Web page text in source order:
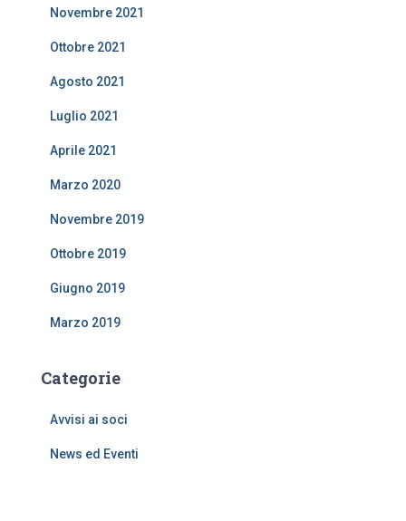
Novembre 2021
Ottobre 2021
Agosto 2021
Luglio 2021
Aprile 2021
Marzo 2020
Novembre 2019
Ottobre 2019
Giugno 2019
Marzo 2019
Categorie
Avvisi ai soci
News ed Eventi